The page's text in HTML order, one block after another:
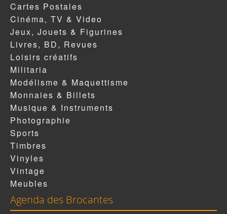
Cartes Postales
Cinéma, TV & Video
Jeux, Jouets & Figurines
Livres, BD, Revues
Loisirs créatifs
Militaria
Modélisme & Maquettisme
Monnaies & Billets
Musique & Instruments
Photographie
Sports
Timbres
Vinyles
Vintage
Meubles
Agenda des Brocantes